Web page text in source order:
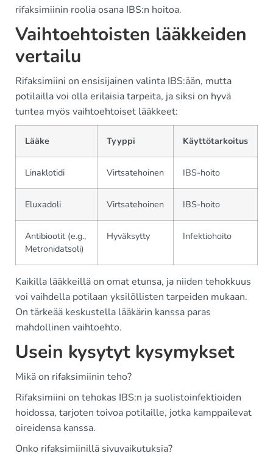
rifaksimiinin roolia osana IBS:n hoitoa.
Vaihtoehtoisten lääkkeiden
vertailu
Rifaksimiini on ensisijainen valinta IBS:ään, mutta
potilailla voi olla erilaisia tarpeita, ja siksi on hyvä
tuntea myös vaihtoehtoiset lääkkeet:
Lääke Tyyppi Käyttötarkoitus
Linaklotidi Virtsatehoinen IBS-hoito
Eluxadoli Virtsatehoinen IBS-hoito
Antibiootit (e.g.,
Metronidatsoli)
Hyväksytty Infektiohoito
Kaikilla lääkkeillä on omat etunsa, ja niiden tehokkuus
voi vaihdella potilaan yksilöllisten tarpeiden mukaan.
On tärkeää keskustella lääkärin kanssa paras
mahdollinen vaihtoehto.
Usein kysytyt kysymykset
Mikä on rifaksimiinin teho?
Rifaksimiini on tehokas IBS:n ja suolistoinfektioiden
hoidossa, tarjoten toivoa potilaille, jotka kamppailevat
oireidensa kanssa.
Onko rifaksimiinillä sivuvaikutuksia?